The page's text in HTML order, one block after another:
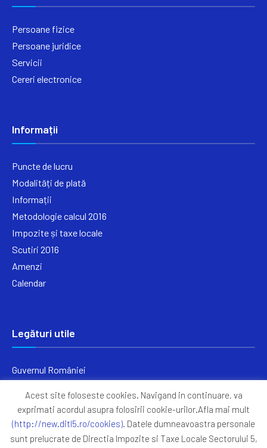
Persoane fizice
Persoane juridice
Servicii
Cereri electronice
Informații
Puncte de lucru
Modalități de plată
Informații
Metodologie calcul 2016
Impozite și taxe locale
Scutiri 2016
Amenzi
Calendar
Legături utile
Guvernul României
Primăria Sectorul 5
ANAF
Acest site foloseste cookies. Navigand in continuare, va
exprimati acordul asupra folosirii cookie-urilor.Afla mai mult
(http://new.ditl5.ro/cookies). Datele dumneavoastra personale
sunt prelucrate de Directia Impozite si Taxe Locale Sectorului 5,